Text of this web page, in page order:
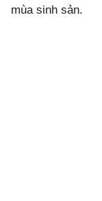
mùa sinh sản.